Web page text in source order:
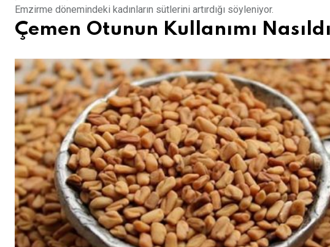
Emzirme dönemindeki kadınların sütlerini artırdığı söyleniyor.
Çemen Otunun Kullanımı